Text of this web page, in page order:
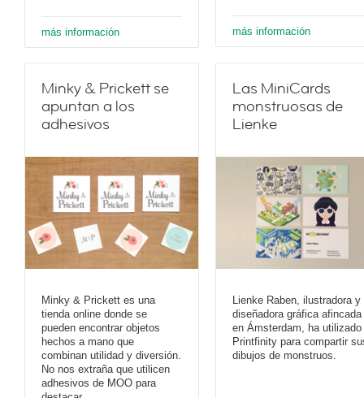
más información más información
Minky & Prickett se
apuntan a los
adhesivos
Minky & Prickett es una
tienda online donde se
pueden encontrar objetos
hechos a mano que
combinan utilidad y diversión.
No nos extraña que utilicen
adhesivos de MOO para
Las MiniCards
monstruosas de
Lienke
Lienke Raben, ilustradora y
diseñadora gráfica afincada
en Ámsterdam, ha utilizado
Printfinity para compartir
dibujos de monstruos.